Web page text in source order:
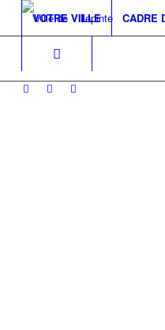
VOTRE VILLE CADRE